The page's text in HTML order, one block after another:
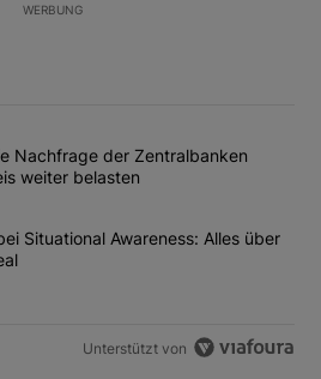
WERBUNG
der am meisten kommentierten
Titel "Unerwartet tiefe Nachfrage der
Nachfrage der Zentralbanken
weiter belasten
Titel "Margin Calls bei Situational
Situational Awareness: Alles über
Unterstützt von